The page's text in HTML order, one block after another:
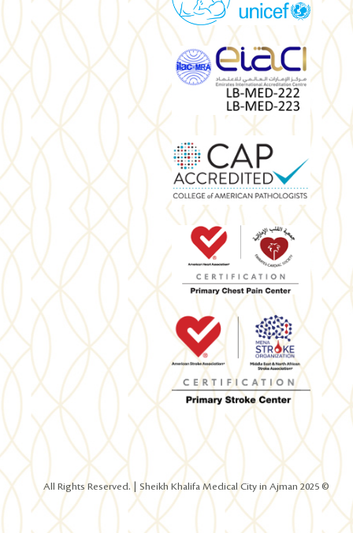
© 2025 All Rights Reserved. | Sheikh Khalifa Medical City in Ajman